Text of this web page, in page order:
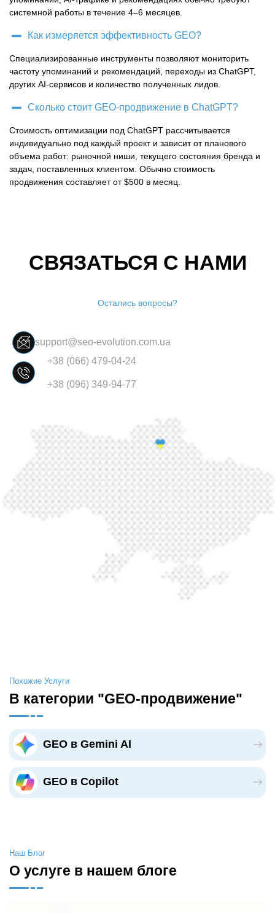
системной работы в течение 4–6 месяцев.
Как измеряется эффективность GEO?
Специализированные инструменты позволяют мониторить
частоту упоминаний и рекомендаций, переходы из ChatGPT,
других AI-сервисов и количество полученных лидов.
Сколько стоит GEO-продвижение в ChatGPT?
Стоимость оптимизации под ChatGPT рассчитывается
индивидуально под каждый проект и зависит от планового
объема работ: рыночной ниши, текущего состояния бренда и
задач, поставленных клиентом. Обычно стоимость
продвижения составляет от $500 в месяц.
СВЯЗАТЬСЯ С НАМИ
Остались вопросы?
support@seo-evolution.com.ua
+38 (066) 479-04-24
+38 (096) 349-94-77
Похожие Услуги
В категории "GEO-продвижение"
GEO в Gemini AI
GEO в Copilot
Наш Блог
О услуге в нашем блоге